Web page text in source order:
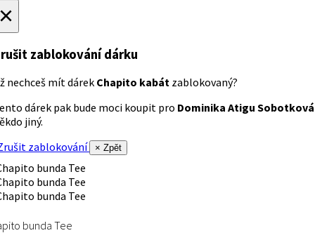
zablokování dárku
nechceš mít dárek Chapito kabát zablokovaný?
dárek pak bude moci koupit pro Dominika Atigu Sobotková
jiný.
zablokování
× Zpět
bunda Tee